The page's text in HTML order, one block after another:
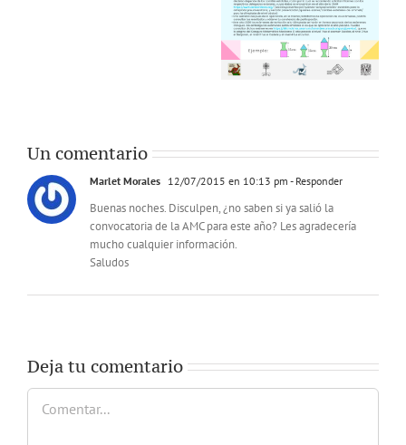
Un comentario
Marlet Morales 12/07/2015 en 10:13 pm - Responder
Buenas noches. Disculpen, ¿no saben si ya salió la
convocatoria de la AMC para este año? Les agradecería
mucho cualquier información.
Saludos
Deja tu comentario
Comentar